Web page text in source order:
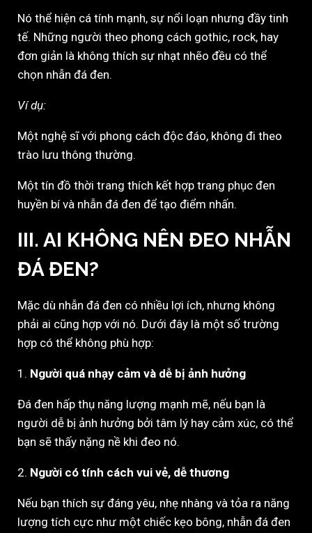
Nó thể hiện cá tính mạnh, sự nổi loạn nhưng đầy tinh
tế. Những người theo phong cách gothic, rock, hay
đơn giản là không thích sự nhạt nhẽo đều có thể
chọn nhẫn đá đen.
Ví dụ:
Một nghệ sĩ với phong cách độc đáo, không đi theo
trào lưu thông thường.
Một tín đồ thời trang thích kết hợp trang phục đen
huyền bí và nhẫn đá đen để tạo điểm nhấn.
III. AI KHÔNG NÊN ĐEO NHẪN
ĐÁ ĐEN?
Mặc dù nhẫn đá đen có nhiều lợi ích, nhưng không
phải ai cũng hợp với nó. Dưới đây là một số trường
hợp có thể không phù hợp:
1. Người quá nhạy cảm và dễ bị ảnh hưởng
Đá đen hấp thụ năng lượng mạnh mẽ, nếu bạn là
người dễ bị ảnh hưởng bởi tâm lý hay cảm xúc, có thể
bạn sẽ thấy nặng nề khi đeo nó.
2. Người có tính cách vui vẻ, dễ thương
Nếu bạn thích sự đáng yêu, nhẹ nhàng và tỏa ra năng
lượng tích cực như một chiếc kẹo bông, nhẫn đá đen